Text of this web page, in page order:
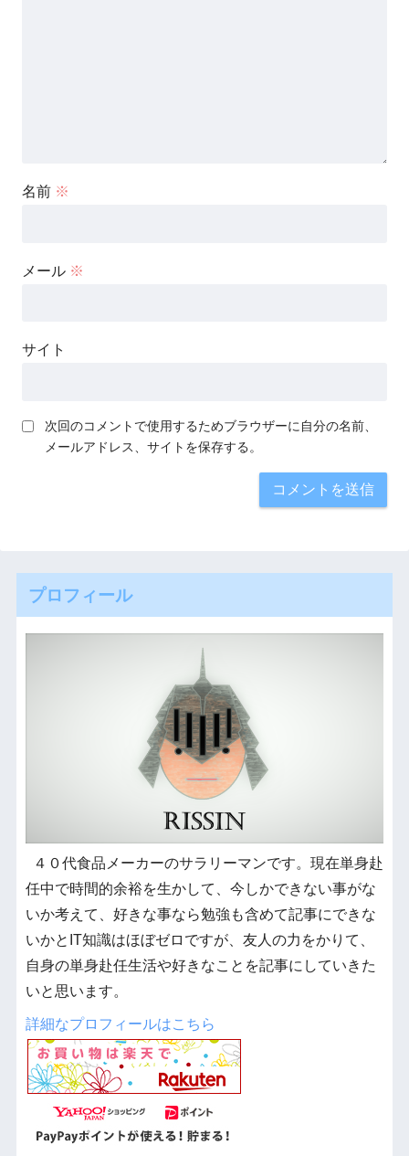
名前 ※
メール ※
サイト
次回のコメントで使用するためブラウザーに自分の名前、
メールアドレス、サイトを保存する。
プロフィール
４０代食品メーカーのサラリーマンです。現在単身赴
任中で時間的余裕を生かして、今しかできない事がな
いか考えて、好きな事なら勉強も含めて記事にできな
いかとIT知識はほぼゼロですが、友人の力をかりて、
自身の単身赴任生活や好きなことを記事にしていきた
いと思います。
詳細なプロフィールはこちら